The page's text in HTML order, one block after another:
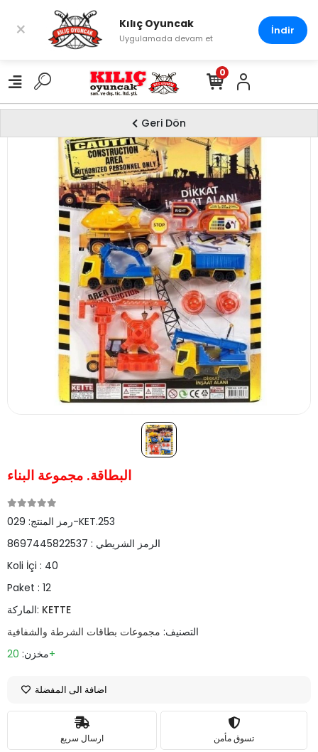
0
Geri Dön
البطاقة. مجموعة البناء
رمز المنتج:029-KET.253
الرمز الشريطي : 8697445822537
Koli İçi : 40
Paket : 12
الماركة: KETTE
التصنيف: مجموعات بطاقات الشرطة والشفافية
مخزن:20+
اضافة الى المفضلة
ارسال سريع تسوق مأمن
× Kılıç Oyuncak
Uygulamada devam et
İndir